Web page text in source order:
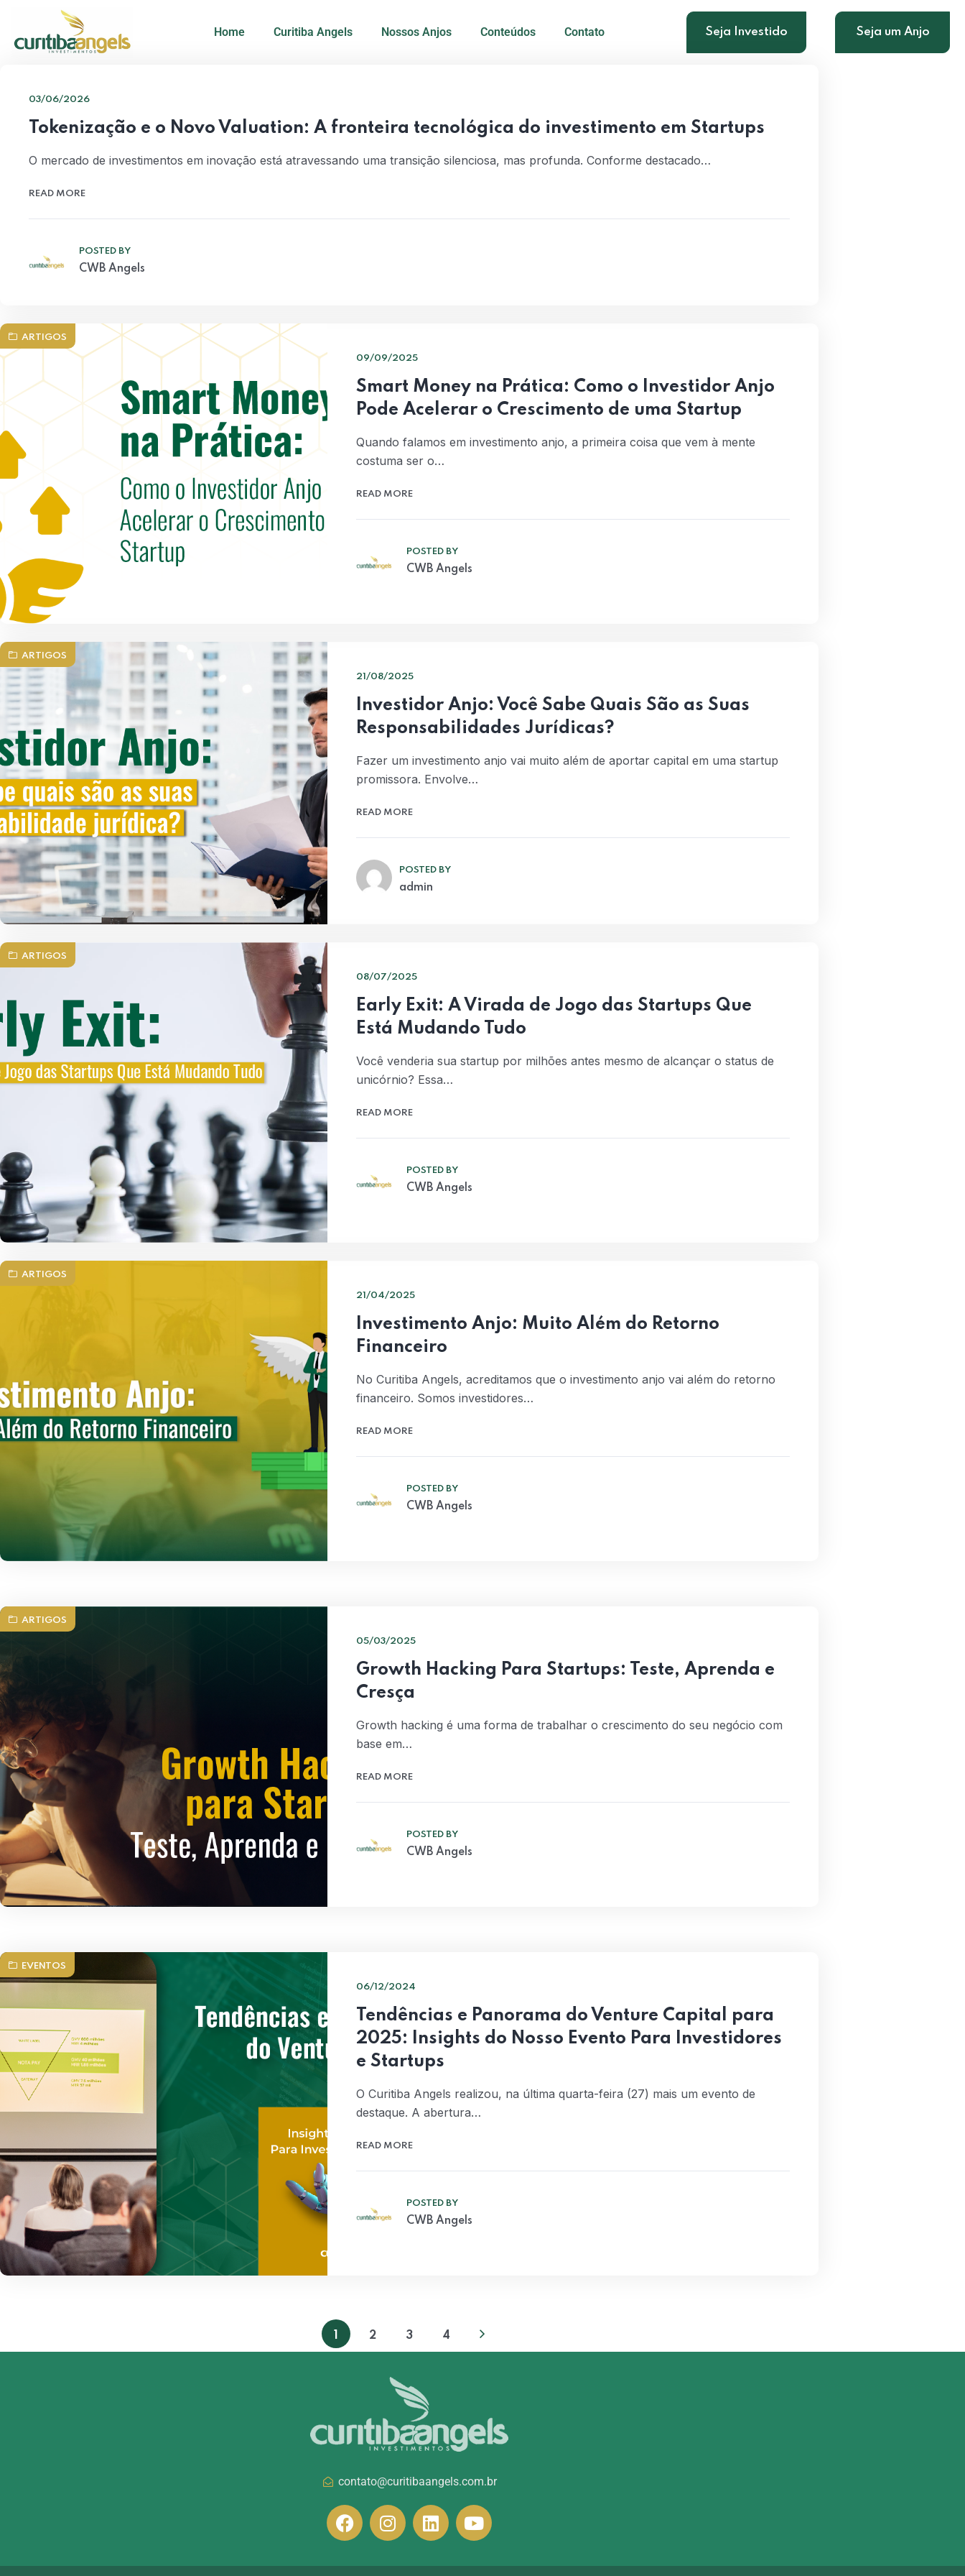
Home Curitiba Angels Nossos Anjos Conteúdos Contato Seja Investido Seja um Anjo
03/06/2026
Tokenização e o Novo Valuation: A fronteira tecnológica do investimento em Startups
O mercado de investimentos em inovação está atravessando uma transição silenciosa, mas profunda. Conforme destacado…
READ MORE
POSTED BY
CWB Angels
ARTIGOS
09/09/2025
Smart Money na Prática: Como o Investidor Anjo
Pode Acelerar o Crescimento de uma Startup
Quando falamos em investimento anjo, a primeira coisa que vem à mente
costuma ser o…
READ MORE
POSTED BY
CWB Angels
ARTIGOS
21/08/2025
Investidor Anjo: Você Sabe Quais São as Suas
Responsabilidades Jurídicas?
Fazer um investimento anjo vai muito além de aportar capital em uma startup
promissora. Envolve…
READ MORE
POSTED BY
admin
ARTIGOS
08/07/2025
Early Exit: A Virada de Jogo das Startups Que
Está Mudando Tudo
Você venderia sua startup por milhões antes mesmo de alcançar o status de
unicórnio? Essa…
READ MORE
POSTED BY
CWB Angels
ARTIGOS
21/04/2025
Investimento Anjo: Muito Além do Retorno
Financeiro
No Curitiba Angels, acreditamos que o investimento anjo vai além do retorno
financeiro. Somos investidores…
READ MORE
POSTED BY
CWB Angels
ARTIGOS
05/03/2025
Growth Hacking Para Startups: Teste, Aprenda e
Cresça
Growth hacking é uma forma de trabalhar o crescimento do seu negócio com
base em…
READ MORE
POSTED BY
CWB Angels
EVENTOS
06/12/2024
Tendências e Panorama do Venture Capital para
2025: Insights do Nosso Evento Para Investidores
e Startups
O Curitiba Angels realizou, na última quarta-feira (27) mais um evento de
destaque. A abertura…
READ MORE
POSTED BY
CWB Angels
1 2 3 4
contato@curitibaangels.com.br